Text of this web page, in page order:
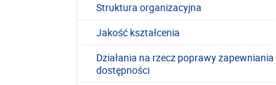
Struktura organizacyjna
Jakość kształcenia
Działania na rzecz poprawy zapewniania
dostępności